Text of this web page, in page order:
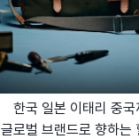
한국 일본 이태리 중국
글로벌 브랜드로 향하는